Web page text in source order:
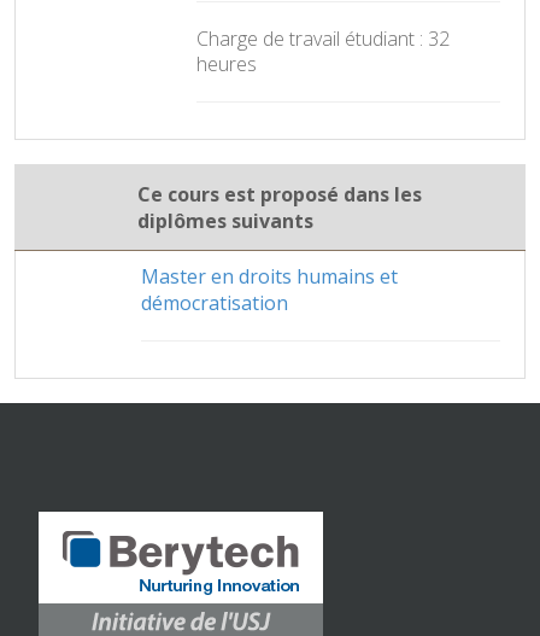
Charge de travail étudiant : 32
heures
Ce cours est proposé dans les
diplômes suivants
Master en droits humains et
démocratisation